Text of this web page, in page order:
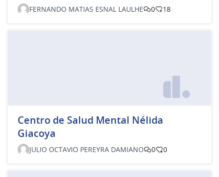
FERNANDO MATIAS ESNAL LAULHE 0 18
Centro de Salud Mental Nélida
Giacoya
JULIO OCTAVIO PEREYRA DAMIANO 0 0